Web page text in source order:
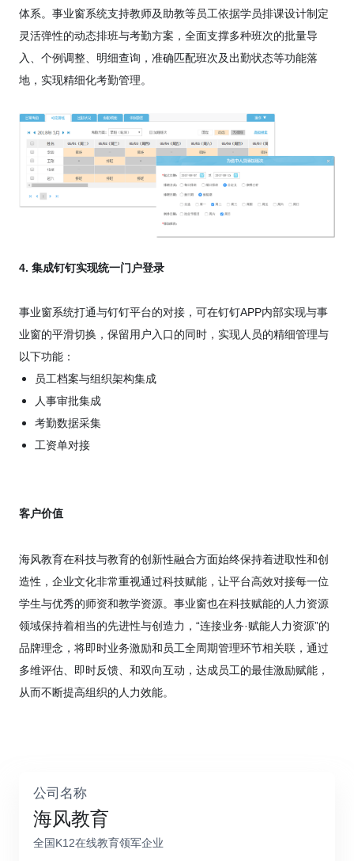
体系。事业窗系统支持教师及助教等员工依据学员排课设计制定
灵活弹性的动态排班与考勤方案，全面支撑多种班次的批量导
入、个例调整、明细查询，准确匹配班次及出勤状态等功能落
地，实现精细化考勤管理。
4. 集成钉钉实现统一门户登录
事业窗系统打通与钉钉平台的对接，可在钉钉APP内部实现与事
业窗的平滑切换，保留用户入口的同时，实现人员的精细管理与
以下功能：
员工档案与组织架构集成
人事审批集成
考勤数据采集
工资单对接
客户价值
海风教育在科技与教育的创新性融合方面始终保持着进取性和创
造性，企业文化非常重视通过科技赋能，让平台高效对接每一位
学生与优秀的师资和教学资源。 事业窗也在科技赋能的人力资源
领域保持着相当的先进性与创造力， “连接业务·赋能人力资源”的
品牌理念， 将即时业务激励和员工全周期管理环节相关联，通过
多维评估、即时反馈、和双向互动，达成员工的最佳激励赋能，
从而不断提高组织的人力效能。
公司名称
海风教育
全国K12在线教育领军企业